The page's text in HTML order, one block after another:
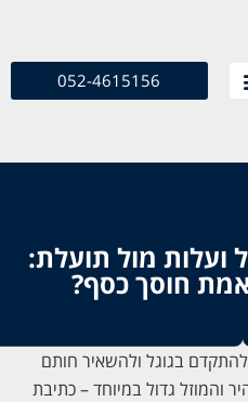
052-4615156
ועלות מול תועלת:
חוסך כסף?
בגוגל ולהשאיר חותם
והמוזל גדול במיוחד – כתיבת